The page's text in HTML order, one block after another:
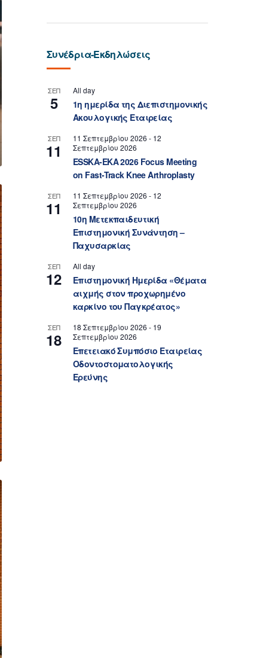
Συνέδρια-Εκδηλώσεις
ΣΕΠ
5
All day
1η ημερίδα της Διεπιστημονικής
Ακουλογικής Εταιρείας
ΣΕΠ
11
11 Σεπτεμβρίου 2026 - 12
Σεπτεμβρίου 2026
ESSKA-EKA 2026 Focus Meeting
on Fast-Track Knee Arthroplasty
ΣΕΠ
11
11 Σεπτεμβρίου 2026 - 12
Σεπτεμβρίου 2026
10η Μετεκπαιδευτική
Επιστημονική Συνάντηση –
Παχυσαρκίας
ΣΕΠ
12
All day
Επιστημονική Ημερίδα «Θέματα
αιχμής στον προχωρημένο
καρκίνο του Παγκρέατος»
ΣΕΠ
18
18 Σεπτεμβρίου 2026 - 19
Σεπτεμβρίου 2026
Επετειακό Συμπόσιο Εταιρείας
Οδοντοστοματολογικής
Ερεύνης